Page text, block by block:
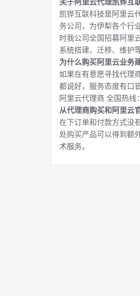
凯铧互联科技是阿里云
务公司，为伊犁各个行
时我公司全国招募阿里
系统搭建、迁移、维护
为什么购买阿里云业务
如果在有意愿寻找代理
都说好，服务态度有口
阿里云代理商 全国热
从代理商购买和阿里云
在下订单和付款方式没
处购买产品可以得到额
术服务。